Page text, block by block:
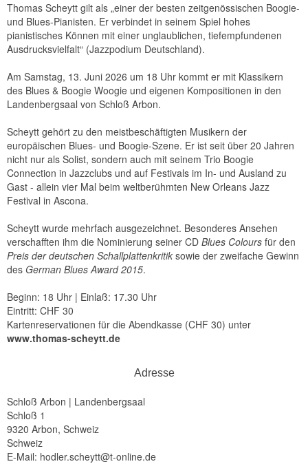
Thomas Scheytt gilt als „einer der besten zeitgenössischen Boogie-
und Blues-Pianisten. Er verbindet in seinem Spiel hohes
pianistisches Können mit einer unglaublichen, tiefempfundenen
Ausdrucksvielfalt“ (Jazzpodium Deutschland).
Am Samstag, 13. Juni 2026 um 18 Uhr kommt er mit Klassikern
des Blues & Boogie Woogie und eigenen Kompositionen in den
Landenbergsaal von Schloß Arbon.
Scheytt gehört zu den meistbeschäftigten Musikern der
europäischen Blues- und Boogie-Szene. Er ist seit über 20 Jahren
nicht nur als Solist, sondern auch mit seinem Trio Boogie
Connection in Jazzclubs und auf Festivals im In- und Ausland zu
Gast - allein vier Mal beim weltberühmten New Orleans Jazz
Festival in Ascona.
Scheytt wurde mehrfach ausgezeichnet. Besonderes Ansehen
verschafften ihm die Nominierung seiner CD Blues Colours für den
Preis der deutschen Schallplattenkritik sowie der zweifache Gewinn
des German Blues Award 2015.
Beginn: 18 Uhr | Einlaß: 17.30 Uhr
Eintritt: CHF 30
Kartenreservationen für die Abendkasse (CHF 30) unter
www.thomas-scheytt.de
Adresse
Schloß Arbon | Landenbergsaal
Schloß 1
9320 Arbon, Schweiz
Schweiz
E-Mail: hodler.scheytt@t-online.de